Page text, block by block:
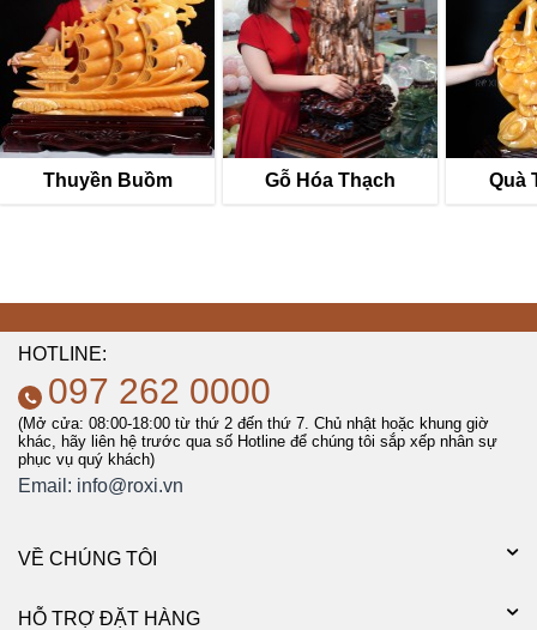
Thuyền Buồm Gỗ Hóa Thạch Quà
HOTLINE:
097 262 0000
(Mở cửa: 08:00-18:00 từ thứ 2 đến thứ 7. Chủ nhật hoặc khung giờ
khác, hãy liên hệ trước qua số Hotline để chúng tôi sắp xếp nhân sự
phục vụ quý khách)
Email: info@roxi.vn
VỀ CHÚNG TÔI
HỖ TRỢ ĐẶT HÀNG